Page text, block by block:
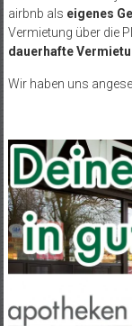
airbnb als eigenes
Vermietung über die
dauerhafte
Wir haben uns